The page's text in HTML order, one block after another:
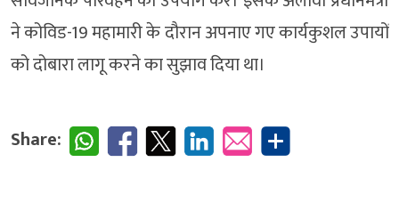
ने कोविड-19 महामारी के दौरान अपनाए गए कार्यकुशल उपायों
को दोबारा लागू करने का सुझाव दिया था।
Share: